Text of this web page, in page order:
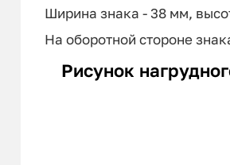
Ширина знака - 38 мм,
На оборотной стороне
Рисунок